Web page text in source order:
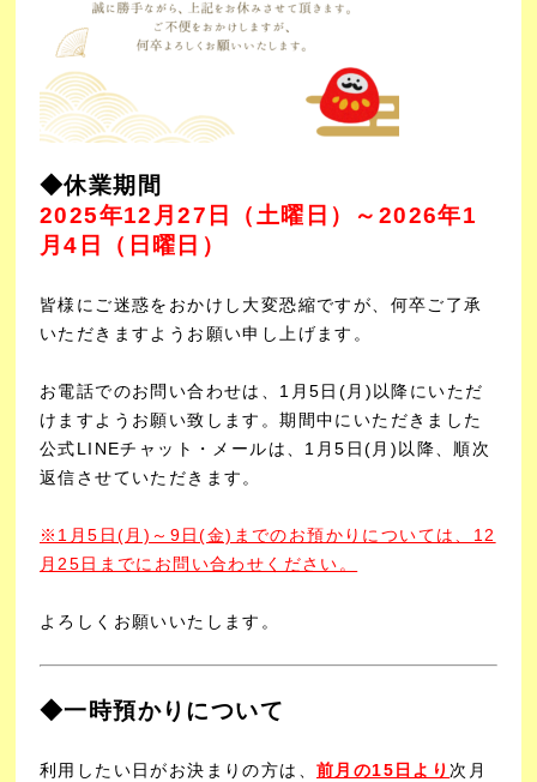
◆休業期間
2025年12月27日（土曜日）～2026年1
月4日（日曜日）
皆様にご迷惑をおかけし大変恐縮ですが、何卒ご了承
いただきますようお願い申し上げます。
お電話でのお問い合わせは、1月5日(月)以降にいただ
けますようお願い致します。期間中にいただきました
公式LINEチャット・メールは、1月5日(月)以降、順次
返信させていただきます。
※1月5日(月)～9日(金)までのお預かりについては、12
月25日までにお問い合わせください。
よろしくお願いいたします。
◆一時預かりについて
利用したい日がお決まりの方は、前月の15日より 次月